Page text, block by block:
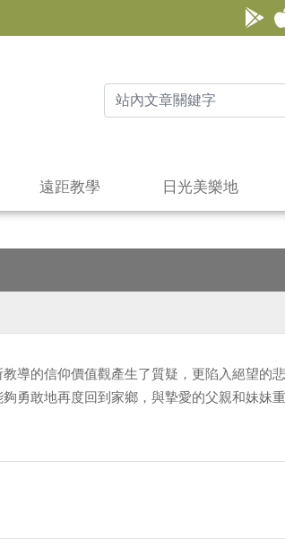
遠距教學 日光美樂地
導的信仰價值觀產生了質疑，更陷入絕望的
勇敢地再度回到家鄉，與摯愛的父親和妹妹